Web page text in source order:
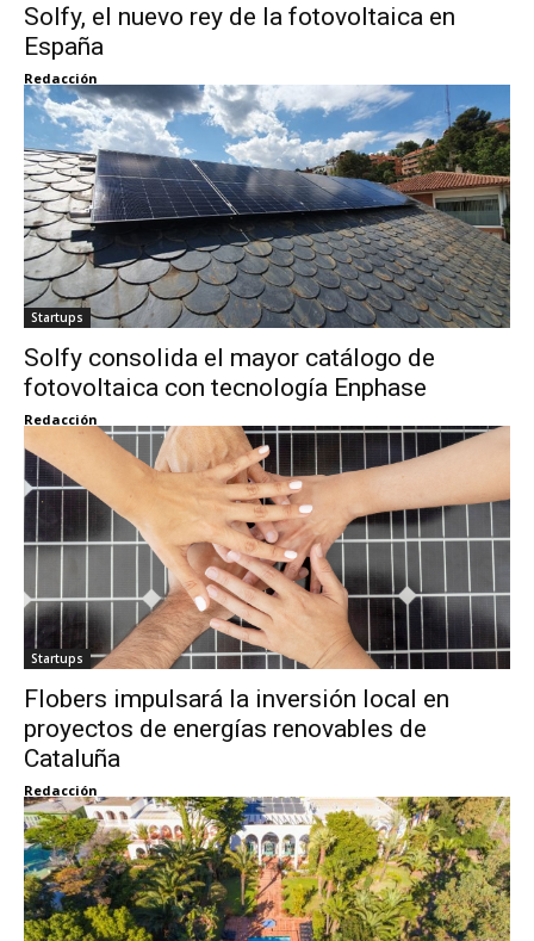
Solfy, el nuevo rey de la fotovoltaica en
España
Redacción
Startups
Solfy consolida el mayor catálogo de
fotovoltaica con tecnología Enphase
Redacción
Startups
Flobers impulsará la inversión local en
proyectos de energías renovables de
Cataluña
Redacción